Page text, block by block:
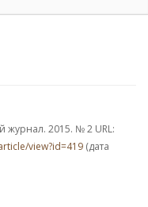
журнал. 2015. № 2 URL:
view?id=419 (дата